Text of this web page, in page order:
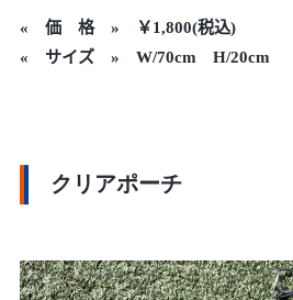
« 価 格 » ￥1,800(税込)
« サイズ » W/70cm H/20cm
クリアポーチ